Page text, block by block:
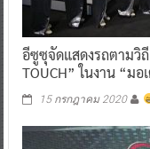
อีซูซุจัดแสดงรถตามวิ
TOUCH” ในงาน “มอ
15 กรกฎาคม 2020